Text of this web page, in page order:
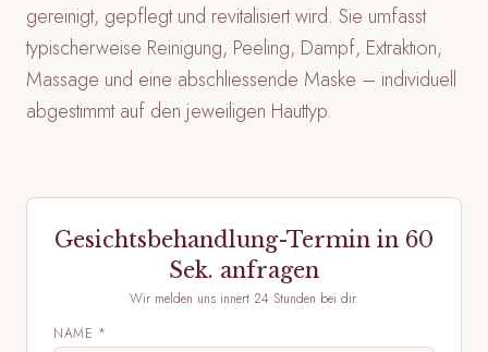
gereinigt, gepflegt und revitalisiert wird. Sie umfasst
typischerweise Reinigung, Peeling, Dampf, Extraktion,
Massage und eine abschliessende Maske – individuell
abgestimmt auf den jeweiligen Hauttyp.
Gesichtsbehandlung-Termin in 60
Sek. anfragen
Wir melden uns innert 24 Stunden bei dir.
NAME *